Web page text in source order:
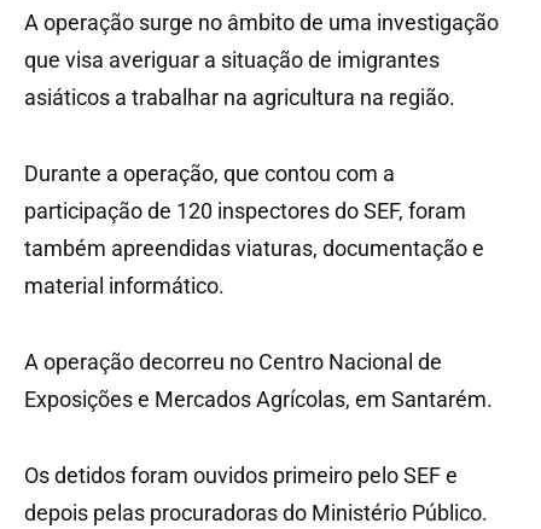
A operação surge no âmbito de uma investigação
que visa averiguar a situação de imigrantes
asiáticos a trabalhar na agricultura na região.
Durante a operação, que contou com a
participação de 120 inspectores do SEF, foram
também apreendidas viaturas, documentação e
material informático.
A operação decorreu no Centro Nacional de
Exposições e Mercados Agrícolas, em Santarém.
Os detidos foram ouvidos primeiro pelo SEF e
depois pelas procuradoras do Ministério Público.